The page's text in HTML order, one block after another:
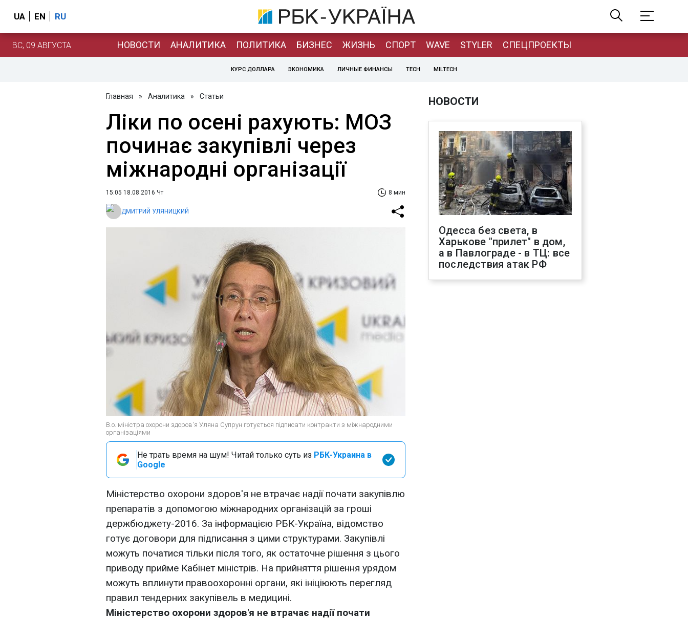
UA EN RU
ВС, 09 АВГУСТА НОВОСТИ АНАЛИТИКА ПОЛИТИКА БИЗНЕС ЖИЗНЬ СПОРТ WAVE STYLER СПЕЦПРОЕКТЫ
КУРС ДОЛЛАРА ЭКОНОМИКА ЛИЧНЫЕ ФИНАНСЫ TECH MILTECH
Главная » Аналитика » Статьи
Ліки по осені рахують: МОЗ
починає закупівлі через
міжнародні організації
15:05 18.08.2016 Чт 8 мин
ДМИТРИЙ УЛЯНИЦКИЙ
В.о. міністра охорони здоров'я Уляна Супрун готується підписати контракти з міжнародними
організаціями
Не трать время на шум! Читай только суть из РБК-Украина в
Google
Міністерство охорони здоров'я не втрачає надії почати закупівлю
препаратів з допомогою міжнародних організацій за гроші
держбюджету-2016. За інформацією РБК-Україна, відомство
готує договори для підписання з цими структурами. Закупівлі
можуть початися тільки після того, як остаточне рішення з цього
приводу прийме Кабінет міністрів. На прийняття рішення урядом
можуть вплинути правоохоронні органи, які ініціюють перегляд
правил тендерних закупівель в медицині.
Міністерство охорони здоров'я не втрачає надії почати
НОВОСТИ
Одесса без света, в
Харькове "прилет" в дом,
а в Павлограде - в ТЦ: все
последствия атак РФ